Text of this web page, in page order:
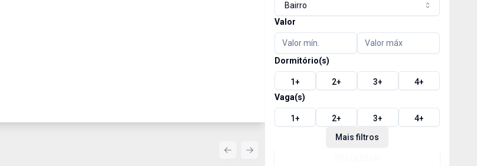
Previous slide
Next slide
Bairro
Valor
Dormitório(s)
1+ 2+ 3+ 4+
Vaga(s)
1+ 2+ 3+ 4+
Mais filtros